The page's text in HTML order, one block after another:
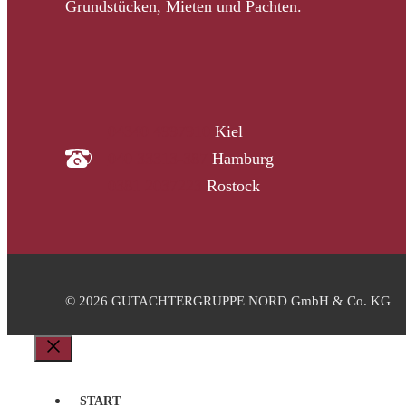
Grundstücken, Mieten und Pachten.
Kiel
Hamburg
Rostock
© 2026 GUTACHTERGRUPPE NORD GmbH & Co. KG
Schließen
START